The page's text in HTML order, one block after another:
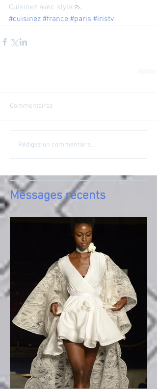
Cuisinez avec style 👠
#cuisinez #france #paris #iristv
Commentaires
Rédigez un commentaire...
Messages récents